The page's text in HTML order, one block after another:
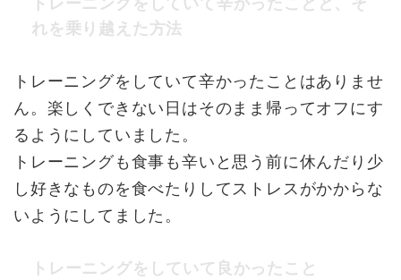
れを乗り越えた方法
トレーニングをしていて辛かったことはありませ
ん。楽しくできない日はそのまま帰ってオフにす
るようにしていました。
トレーニングも食事も辛いと思う前に休んだり少
し好きなものを食べたりしてストレスがかからな
いようにしてました。
トレーニングをしていて良かったこと